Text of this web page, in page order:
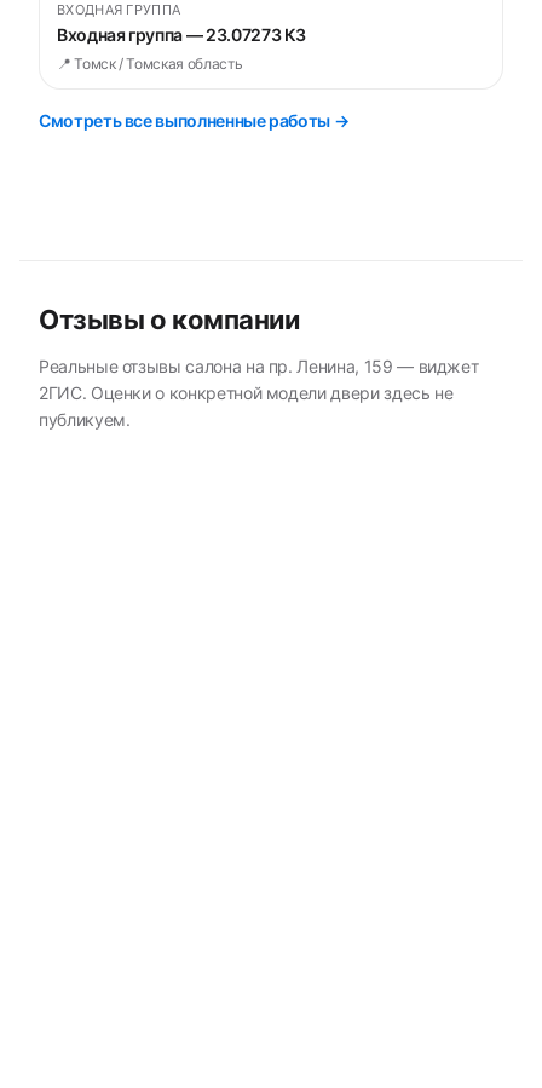
ВХОДНАЯ ГРУППА
Входная группа — 23.07273 К3
📍 Томск / Томская область
Смотреть все выполненные работы →
Отзывы о компании
Реальные отзывы салона на пр. Ленина, 159 — виджет
2ГИС. Оценки о конкретной модели двери здесь не
публикуем.